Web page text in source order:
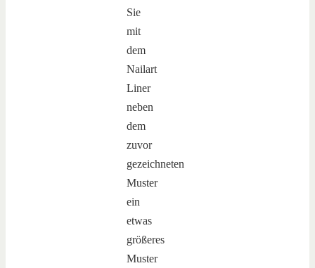
Sie
mit
dem
Nailart
Liner
neben
dem
zuvor
gezeichneten
Muster
ein
etwas
größeres
Muster